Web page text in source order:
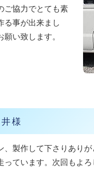
ご協力でとても素
る事が出来まし
い致します。
様
、製作して下さりあり
っています。次回もよ